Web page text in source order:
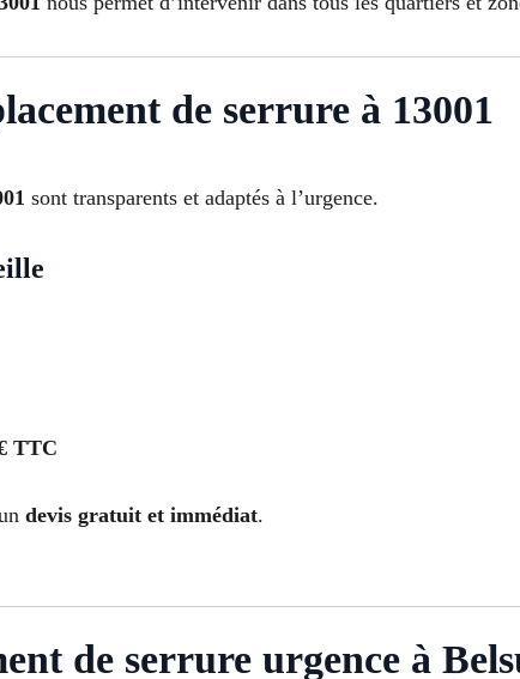
de serrure à 13001
sont transparents et adaptés à l’urgence.
TTC
devis gratuit et immédiat.
de serrure urgence à